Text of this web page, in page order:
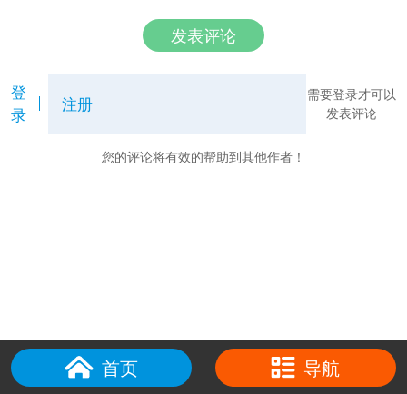
发表评论
登
录
注册
需要登录才可以
发表评论
您的评论将有效的帮助到其他作者！
首页 导航